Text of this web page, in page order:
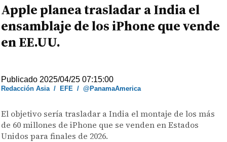
Apple planea trasladar a India el
ensamblaje de los iPhone que vende
en EE.UU.
Publicado 2025/04/25 07:15:00
Redacción Asia/ EFE /@PanamaAmerica
El objetivo sería trasladar a India el montaje de los más
de 60 millones de iPhone que se venden en Estados
Unidos para finales de 2026.